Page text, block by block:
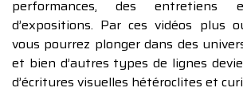
performances, des
d’expositions. Par ces vidéos plus
vous pourrez plonger dans des
et bien d’autres types de lignes
d’écritures visuelles hétéroclites et